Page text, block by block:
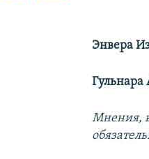
Энвера
Гульнара
Мнения,